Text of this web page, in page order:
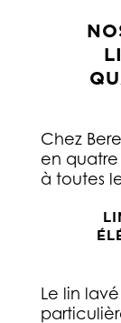
Chez
en quatre
à toutes
Le lin